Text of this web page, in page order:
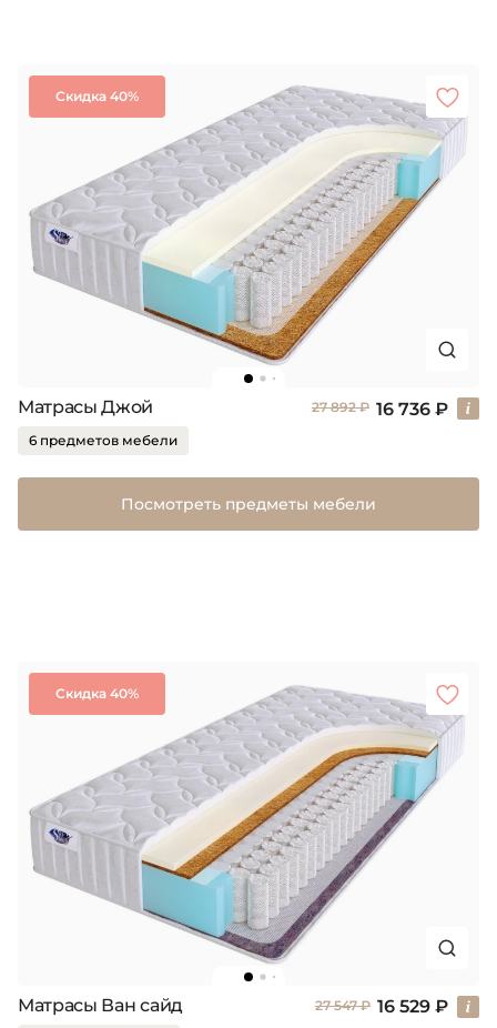
Скидка 40%
Матрасы Джой 27 892 ₽ 16 736 ₽
6 предметов мебели
Посмотреть предметы мебели
Скидка 40%
Матрасы Ван сайд 27 547 ₽ 16 529 ₽